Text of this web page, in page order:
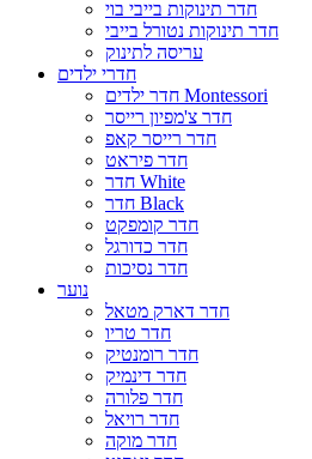
חדר תינוקות בייבי בוי
חדר תינוקות נטורל בייבי
עריסה לתינוק
חדרי ילדים
חדר ילדים Montessori
חדר צ'מפיון רייסר
חדר רייסר קאפ
חדר פיראט
חדר White
חדר Black
חדר קומפקט
חדר כדורגל
חדר נסיכות
נוער
חדר דארק מטאל
חדר טריו
חדר רומנטיק
חדר דינמיק
חדר פלורה
חדר רויאל
חדר מוקה